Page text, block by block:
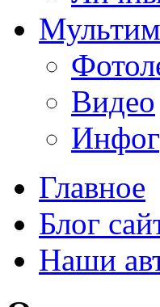
Видео
Главное
Блог
Наши